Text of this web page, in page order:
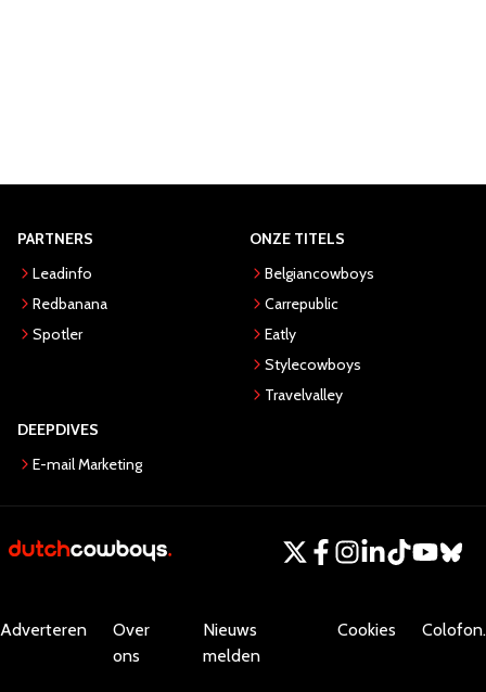
PARTNERS
Leadinfo
Redbanana
Spotler
ONZE TITELS
Belgiancowboys
Carrepublic
Eatly
Stylecowboys
Travelvalley
DEEPDIVES
E-mail Marketing
Adverteren
Over
ons
Nieuws
melden
Cookies Colofon.